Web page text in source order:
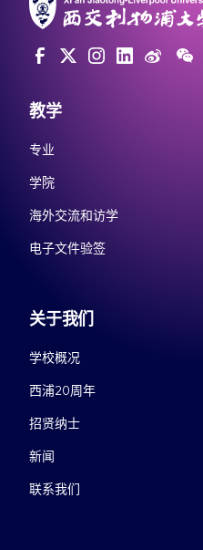
教学
专业
学院
海外交流和访学
电子文件验签
关于我们
学校概况
西浦20周年
招贤纳士
新闻
联系我们